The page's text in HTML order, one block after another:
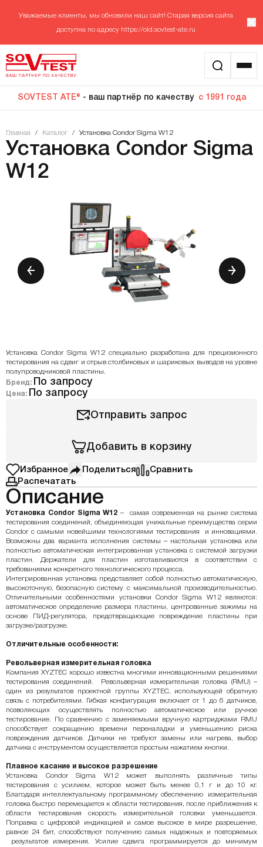
Уважаемые клиенты, мы обновили наш сайт! Старая версия сайта
доступна по адресу https://old.sovtest-ate.ru
SOVTEST ATE® - ваш партнёр по качеству с 1991 года
Главная / Каталог / Установка Condor Sigma W12
Установка Condor Sigma
W12
Установка Condor Sigma W12 специально разработана для прецизионного
тестирования на сдвиг и отрыв столбиковых и шариковых выводов на уровне
полупроводниковой пластины.
Бренд:
По запросу
Цена: По запросу
Отправить запрос
Добавить в корзину
Избранное Поделиться
Сравнить
Распечатать
Описание
Установка Condor Sigma W12 – самая современная на рынке система
тестирования соединений, объединяющая уникальные преимущества серии
Condor с самыми новейшими технологиями тестирования и инновациями.
Возможны два варианта исполнения системы – настольная установка или
полностью автоматическая интегрированная установка с системой загрузки
пластин. Держатели для пластин изготавливаются в соответствии с
требованиями конкретного технологического процесса.
Интегрированная установка представляет собой полностью автоматическую,
высокоточную, безопасную систему с максимальной производительностью.
Отличительными особенностями установки Condor Sigma W12 являются:
автоматическое определение размера пластины, центрованные зажимы на
основе ПИД-регулятора, предотвращающие повреждение пластины при
загрузке/разгрузке.
Отличительные особенности:
Револьверная измерительная головка
Компания XYZTEC хорошо известна многими инновационными решениями
тестирования соединений. Револьверная измерительная головка (RMU) –
один из результатов проектной группы XYZTEC, использующей обратную
связь с потребителями. Гибкая конфигурация включает от 1 до 6 датчиков,
позволяющих осуществлять полностью автоматическое или ручное
тестирование. По сравнению с заменяемыми вручную картриджами RMU
способствует сокращению времени переналадки и уменьшению риска
повреждения датчиков. Датчики не требуют замены или нагрева, выбор
датчика с инструментом осуществляется простым нажатием кнопки.
Плавное касание и высокое разрешение
Установка Condor Sigma W12 может выполнять различные типы
тестирования с усилием, которое может быть менее 0,1 г и до 10 кг.
Благодаря интеллектуальному программному обеспечению измерительная
головка быстро перемещается к области тестирования, после приближения к
области тестирования скорость измерительной головки уменьшается.
Поправка с цифровой индикацией и самое высокое в мире разрешение,
равное 24 бит, способствуют получению самых надежных и повторяемых
результатов измерения. Усилие сдвига программируется до минимум